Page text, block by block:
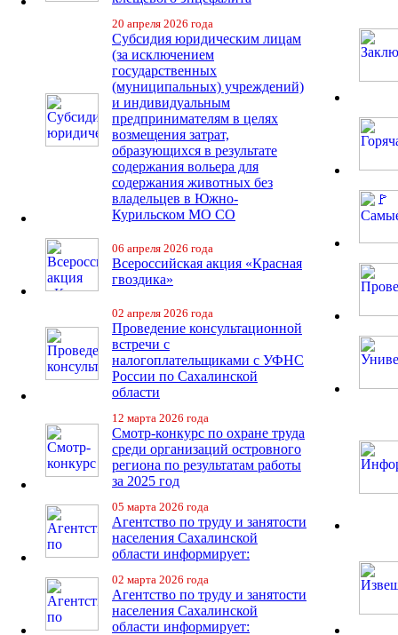
20 апреля 2026 года
Субсидия юридическим лицам
(за исключением
государственных
(муниципальных) учреждений)
и индивидуальным
предпринимателям в целях
возмещения затрат,
образующихся в результате
содержания вольера для
содержания животных без
владельцев в Южно-
Курильском МО СО
06 апреля 2026 года
Всероссийская акция «Красная
гвоздика»
02 апреля 2026 года
Проведение консультационной
встречи с
налогоплательщиками с УФНС
России по Сахалинской
области
12 марта 2026 года
Смотр-конкурс по охране труда
среди организаций островного
региона по результатам работы
за 2025 год
05 марта 2026 года
Агентство по труду и занятости
населения Сахалинской
области информирует:
02 марта 2026 года
Агентство по труду и занятости
населения Сахалинской
области информирует: